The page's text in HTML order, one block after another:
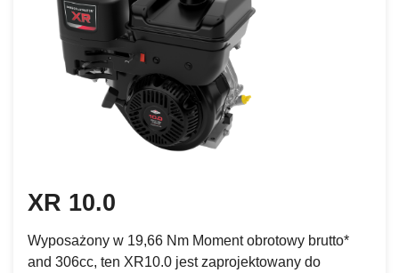
XR 10.0
Wyposażony w 19,66 Nm Moment obrotowy brutto*
and 306cc, ten XR10.0 jest zaprojektowany do